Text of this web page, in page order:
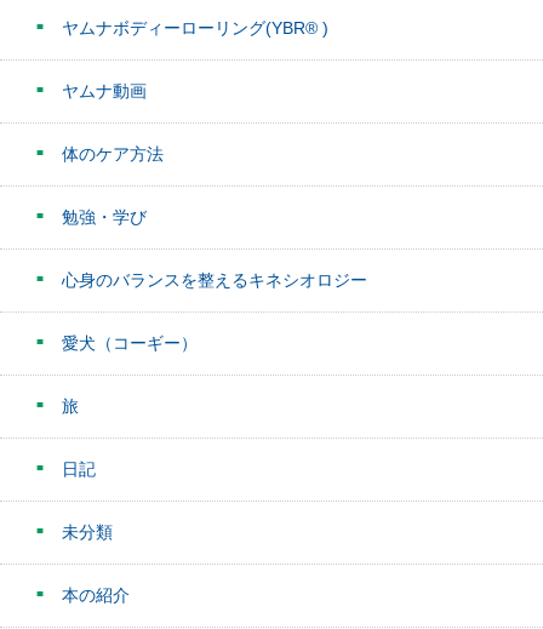
ヤムナボディーローリング(YBR® )
ヤムナ動画
体のケア方法
勉強・学び
心身のバランスを整えるキネシオロジー
愛犬（コーギー）
旅
日記
未分類
本の紹介